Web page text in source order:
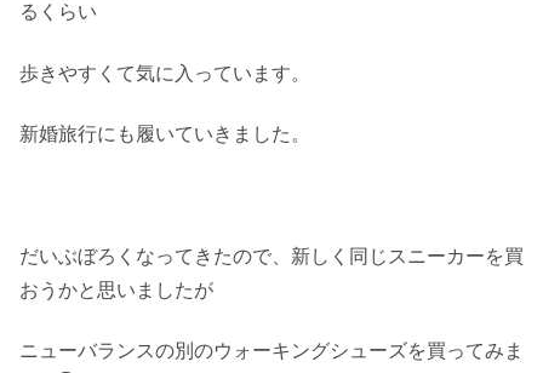
るくらい
歩きやすくて気に入っています。
新婚旅行にも履いていきました。
だいぶぼろくなってきたので、新しく同じスニーカーを買
おうかと思いましたが
ニューバランスの別のウォーキングシューズを買ってみま